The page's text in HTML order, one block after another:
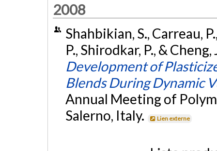
2008
Shahbikian, S., Carreau,
P., Shirodkar, P., &
Development of
Blends During Dynamic
Annual Meeting of
Salerno, Italy.
Lien externe